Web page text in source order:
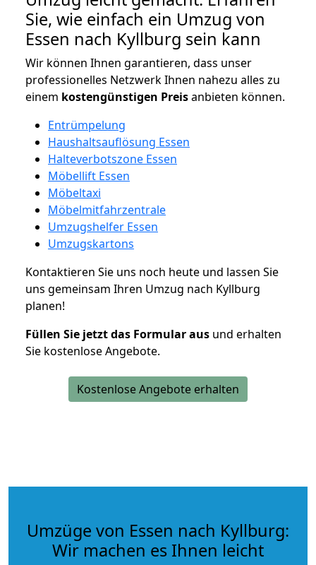
Sie, wie einfach ein Umzug von
Essen nach Kyllburg sein kann
Wir können Ihnen garantieren, dass unser
professionelles Netzwerk Ihnen nahezu alles zu
einem kostengünstigen Preisanbieten können.
Entrümpelung
Haushaltsauflösung Essen
Halteverbotszone Essen
Möbellift Essen
Möbeltaxi
Möbelmitfahrzentrale
Umzugshelfer Essen
Umzugskartons
Kontaktieren Sie uns noch heute und lassen Sie
uns gemeinsam Ihren Umzug nach Kyllburg
planen!
Füllen Sie jetzt das Formular aus und erhalten
Sie kostenlose Angebote.
Kostenlose Angebote erhalten
Umzüge von Essen nach Kyllburg:
Wir machen es Ihnen leicht